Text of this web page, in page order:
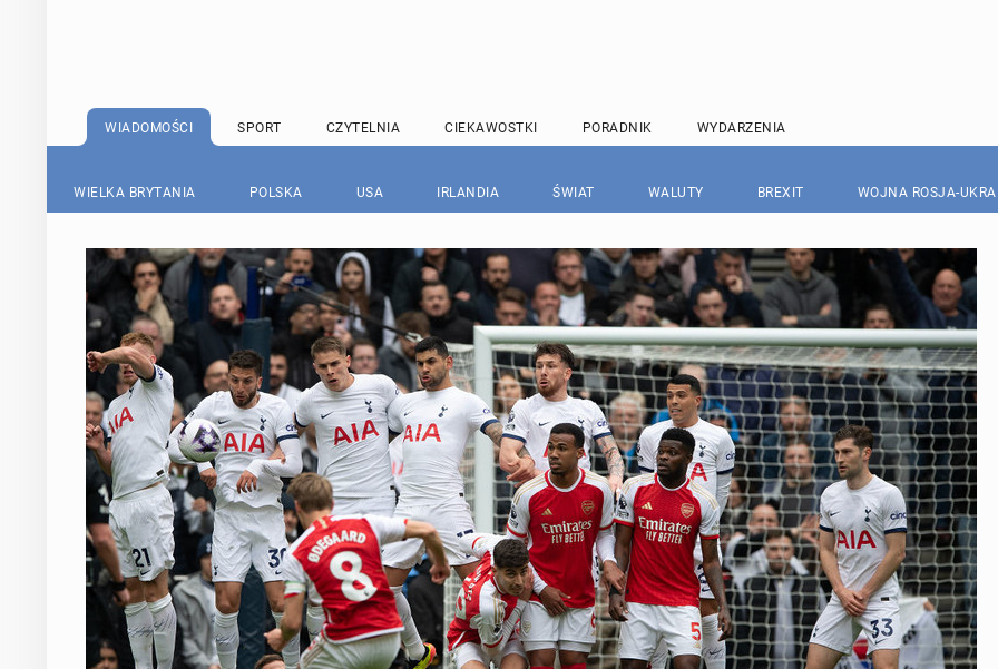
WIADOMOŚCI SPORT CZYTELNIA CIEKAWOSTKI PORADNIK WYDARZENIA
WIELKA BRYTANIA POLSKA USA IRLANDIA ŚWIAT WALUTY BREXIT WOJNA ROSJA-